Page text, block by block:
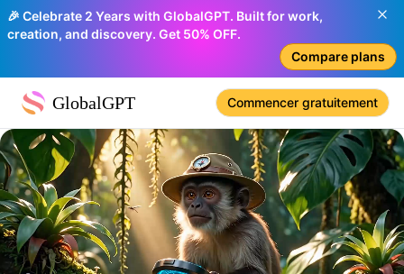
🎉 Celebrate 2 Years with GlobalGPT. Built for work,
creation, and discovery. Get 50% OFF.
Compare plans
GlobalGPT Commencer gratuitement